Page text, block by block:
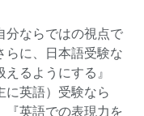
分ならではの視点で
らに、日本語受験な
るようにする』
に英語）受験なら
『英語での表現力を